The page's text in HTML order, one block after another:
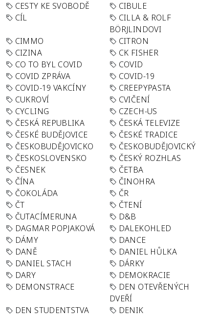
CESTY KE SVOBODĚ
CIBULE
CÍL
CILLA & ROLF
BÖRJLINDOVI
CIMMO
CITRON
CIZINA
CK FISHER
CO TO BYL COVID
COVID
COVID ZPRÁVA
COVID-19
COVID-19 VAKCÍNY
CREEPYPASTA
CUKROVÍ
CVIČENÍ
CYCLING
CZECH-US
ČESKÁ REPUBLIKA
ČESKÁ TELEVIZE
ČESKÉ BUDĚJOVICE
ČESKÉ TRADICE
ČESKOBUDĚJOVICKO
ČESKOBUDĚJOVICKÝ
ČESKOSLOVENSKO
ČESKÝ ROZHLAS
ČESNEK
ČETBA
ČÍNA
ČINOHRA
ČOKOLÁDA
ČR
ČT
ČTENÍ
ČUTACÍMERUNA
D&B
DAGMAR POPJAKOVÁ
DALEKOHLED
DÁMY
DANCE
DANĚ
DANIEL HŮLKA
DANIEL STACH
DÁRKY
DARY
DEMOKRACIE
DEMONSTRACE
DEN OTEVŘENÝCH
DVEŘÍ
DEN STUDENTSTVA
DENIK